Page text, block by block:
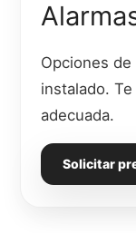
Opciones
instalado.
adecuada.
Solicitar